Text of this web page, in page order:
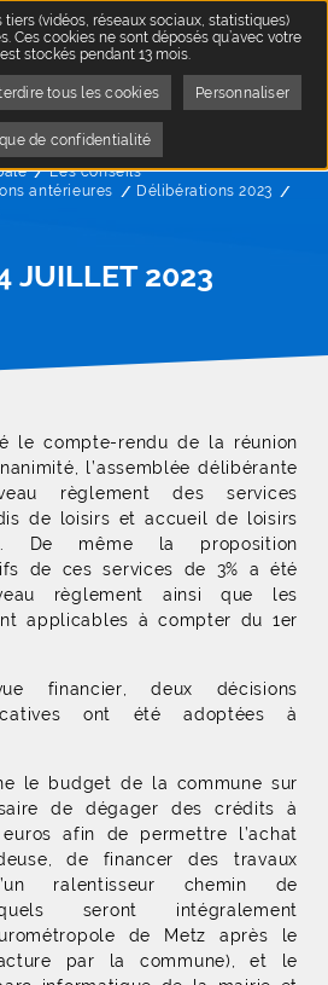
Les conseils
antérieures Délibérations 2023
JUILLET 2023
le compte-rendu de la réunion
l’assemblée délibérante
règlement des services
de loisirs et accueil de loisirs
De même la proposition
de ces services de 3% a été
règlement ainsi que les
applicables à compter du 1er
financier, deux décisions
ont été adoptées à
le budget de la commune sur
de dégager des crédits à
afin de permettre l’achat
de financer des travaux
ralentisseur chemin de
seront intégralement
de Metz après le
par la commune), et le
(vidéos, réseaux sociaux, statistiques)
Ces cookies ne sont déposés qu’avec votre
stockés pendant 13 mois.
tous les cookies Personnaliser
de confidentialité